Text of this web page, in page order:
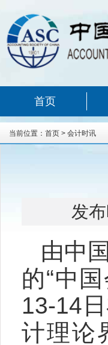
首页
当前位置： 首页 > 会计时讯
发布
由中
的“中
13-14
计理论